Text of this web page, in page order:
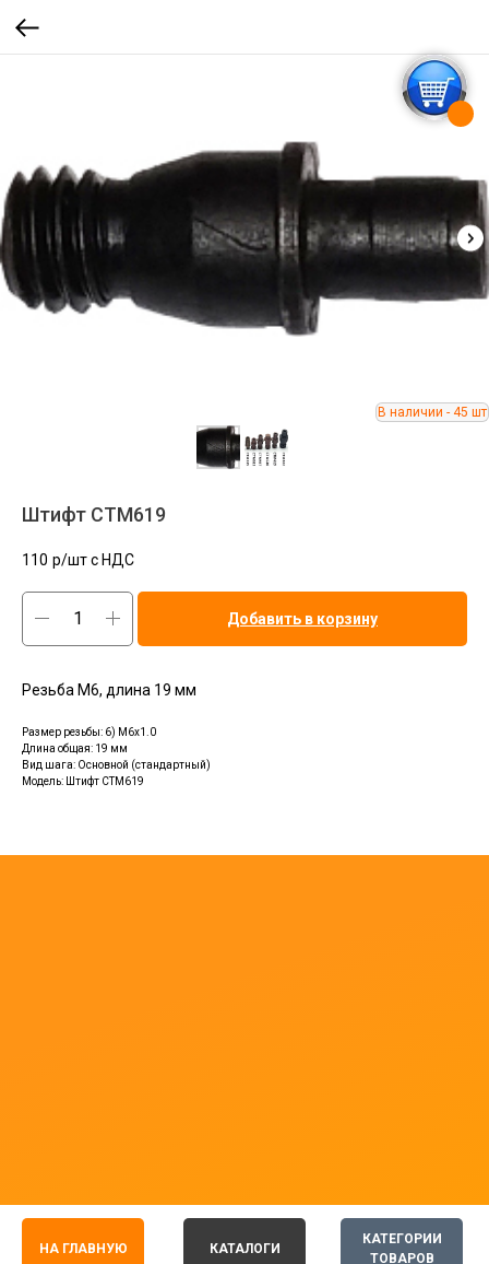
Штифт CTМ619
110 р/шт c НДС
Добавить в корзину
Резьба М6, длина 19 мм
Размер резьбы: 6) M6x1.0
Длина общая: 19 мм
Вид шага: Основной (стандартный)
Модель: Штифт CTМ619
КАТЕГОРИИ
ТОВАРОВ
НА ГЛАВНУЮ КАТАЛОГИ